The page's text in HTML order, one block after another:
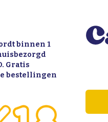
binnen 1
Gratis
bestellingen